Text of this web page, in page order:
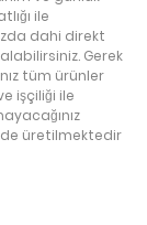
ile
dahi direkt
Gerek
tüm ürünler
işçiliği ile
üretilmektedir